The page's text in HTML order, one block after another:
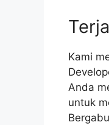
Kami
Anda
untuk